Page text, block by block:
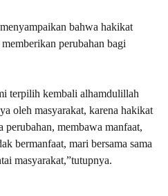
bahwa hakikat
perubahan bagi
terpilih kembali alhamdulillah
oleh masyarakat, karena hakikat
membawa manfaat,
bermanfaat, mari bersama sama
masyarakat,”tutupnya.